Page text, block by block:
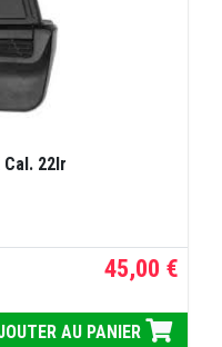
22lr
45,00 €
AU PANIER